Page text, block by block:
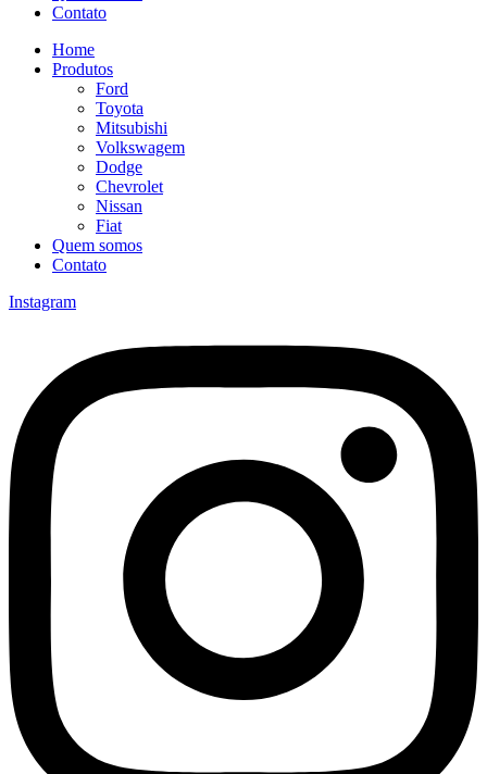
Contato
Home
Produtos
Ford
Toyota
Mitsubishi
Volkswagem
Dodge
Chevrolet
Nissan
Fiat
Quem somos
Contato
Instagram